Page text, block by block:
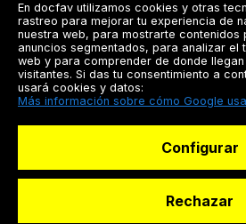
Registrarse
Docfav
En docfav utilizamos cookies y otras
rastreo para mejorar tu experiencia de
nuestra web, para mostrarte contenidos
anuncios segmentados, para analizar el
web y para comprender de donde llegan
visitantes. Si das tu consentimiento a
usará cookies y datos:
Más información sobre cómo Google
Configurar
Rechazar